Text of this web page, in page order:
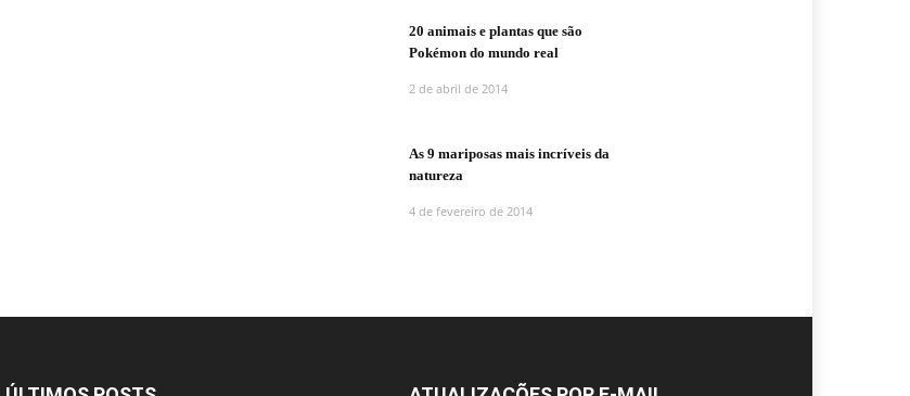
20 animais e plantas que são
Pokémon do mundo real
2 de abril de 2014
As 9 mariposas mais incríveis da
natureza
4 de fevereiro de 2014